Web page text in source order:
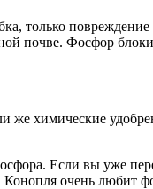
только
почве. Фосфор
же химические
Если вы уже
очень любит